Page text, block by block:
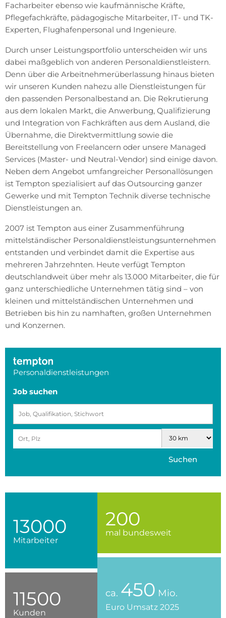
Facharbeiter ebenso wie kaufmännische Kräfte,
Pflegefachkräfte, pädagogische Mitarbeiter, IT- und TK-
Experten, Flughafenpersonal und Ingenieure.
Durch unser Leistungsportfolio unterscheiden wir uns
dabei maßgeblich von anderen Personaldienstleistern.
Denn über die Arbeitnehmerüberlassung hinaus bieten
wir unseren Kunden nahezu alle Dienstleistungen für
den passenden Personalbestand an. Die Rekrutierung
aus dem lokalen Markt, die Anwerbung, Qualifizierung
und Integration von Fachkräften aus dem Ausland, die
Übernahme, die Direktvermittlung sowie die
Bereitstellung von Freelancern oder unsere Managed
Services (Master- und Neutral-Vendor) sind einige davon.
Neben dem Angebot umfangreicher Personallösungen
ist Tempton spezialisiert auf das Outsourcing ganzer
Gewerke und mit Tempton Technik diverse technische
Dienstleistungen an.
2007 ist Tempton aus einer Zusammenführung
mittelständischer Personaldienstleistungsunternehmen
entstanden und verbindet damit die Expertise aus
mehreren Jahrzehnten. Heute verfügt Tempton
deutschlandweit über mehr als 13.000 Mitarbeiter, die für
ganz unterschiedliche Unternehmen tätig sind – von
kleinen und mittelständischen Unternehmen und
Betrieben bis hin zu namhaften, großen Unternehmen
und Konzernen.
Personaldienstleistungen
Job suchen
Suchen
13000
Mitarbeiter
11500
Kunden
200
mal bundesweit
ca. 450 Mio.
Euro Umsatz 2025